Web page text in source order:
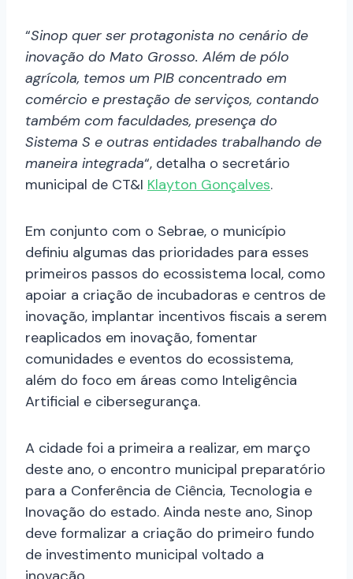
“Sinop quer ser protagonista no cenário de
inovação do Mato Grosso. Além de pólo
agrícola, temos um PIB concentrado em
comércio e prestação de serviços, contando
também com faculdades, presença do
Sistema S e outras entidades trabalhando de
maneira integrada“, detalha o secretário
municipal de CT&I Klayton Gonçalves.
Em conjunto com o Sebrae, o município
definiu algumas das prioridades para esses
primeiros passos do ecossistema local, como
apoiar a criação de incubadoras e centros de
inovação, implantar incentivos fiscais a serem
reaplicados em inovação, fomentar
comunidades e eventos do ecossistema,
além do foco em áreas como Inteligência
Artificial e cibersegurança.
A cidade foi a primeira a realizar, em março
deste ano, o encontro municipal preparatório
para a Conferência de Ciência, Tecnologia e
Inovação do estado. Ainda neste ano, Sinop
deve formalizar a criação do primeiro fundo
de investimento municipal voltado a